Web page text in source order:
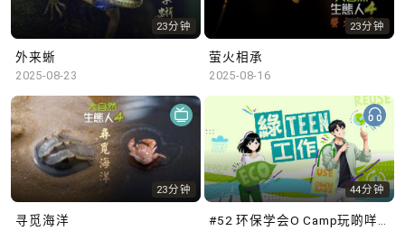
23分钟
外来蜥
2025-08-23
23分钟
萤火相承
2025-08-16
23分钟
寻觅海洋
44分钟
#52 环保学会O Camp玩啲咩？ | 参与学生: Sammi、Cardi、Charles (香港科技大学 环境管理及科技学生联会)